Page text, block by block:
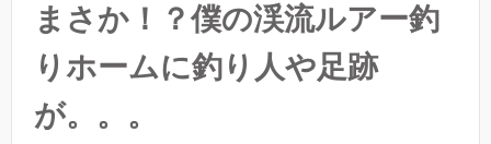
まさか！？僕の渓流ルアー釣
りホームに釣り人や足跡
が。。。